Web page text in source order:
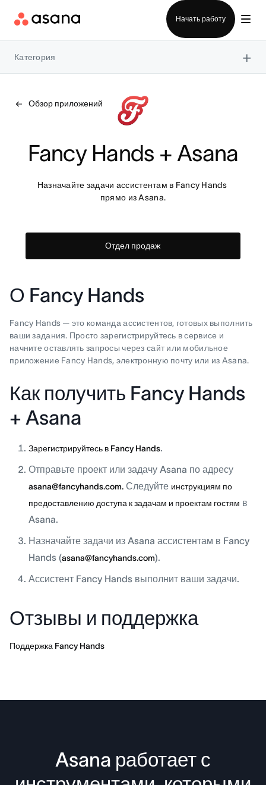
Начать работу
Категория ×
Обзор приложений
Fancy Hands + Asana
Назначайте задачи ассистентам в Fancy Hands
прямо из Asana.
Отдел продаж
О Fancy Hands
Fancy Hands — это команда ассистентов, готовых выполнить
ваши задания. Просто зарегистрируйтесь в сервисе и
начните оставлять запросы через сайт или мобильное
приложение Fancy Hands, электронную почту или из Asana.
Как получить Fancy Hands
+ Asana
Зарегистрируйтесь в Fancy Hands
Отправьте проект или задачу Asana по адресу
asana@fancyhands.com. Следуйте инструкциям по
предоставлению доступа к задачам и проектам гостям в
Asana.
Назначайте задачи из Asana ассистентам в Fancy
Hands (asana@fancyhands.com).
Ассистент Fancy Hands выполнит ваши задачи.
Отзывы и поддержка
Поддержка Fancy Hands
Asana работает с